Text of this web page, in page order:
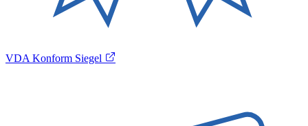
VDA Konform Siegel